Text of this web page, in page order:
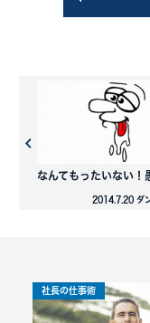
なんてもったいない！
2014.7.20 ダ
社長の仕事術